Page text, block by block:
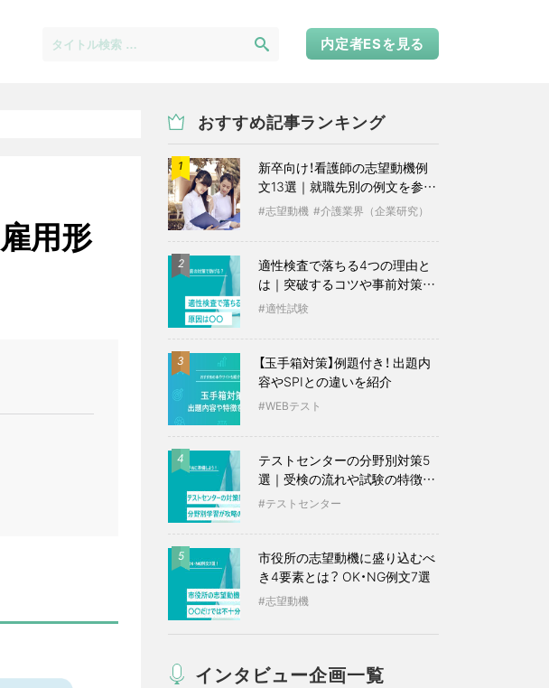
内定者ESを見る
用形
おすすめ記事ランキング
1
新卒向け！看護師の志望動機例
文13選｜就職先別の例文を参考
に志望動機 介護業界（企業研究）
2
適性検査で落ちる4つの理由と
は｜突破するコツや事前対策も
紹介
適性試験
3
【玉手箱対策】例題付き！ 出題内
容やSPIとの違いを紹介
WEBテスト
4
テストセンターの分野別対策5
選｜受検の流れや試験の特徴も
紹介
テストセンター
5
市役所の志望動機に盛り込むべ
き4要素とは？ OK・NG例文7選
志望動機
インタビュー企画一覧